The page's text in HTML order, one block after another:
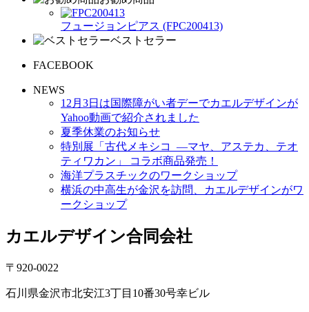
フュージョンピアス (FPC200413)
ベストセラー
FACEBOOK
NEWS
12月3日は国際障がい者デーでカエルデザインが
Yahoo動画で紹介されました
夏季休業のお知らせ
特別展「古代メキシコ ―マヤ、アステカ、テオ
ティワカン」 コラボ商品発売！
海洋プラスチックのワークショップ
横浜の中高生が金沢を訪問、カエルデザインがワ
ークショップ
カエルデザイン合同会社
〒920-0022
石川県金沢市北安江3丁目10番30号幸ビル